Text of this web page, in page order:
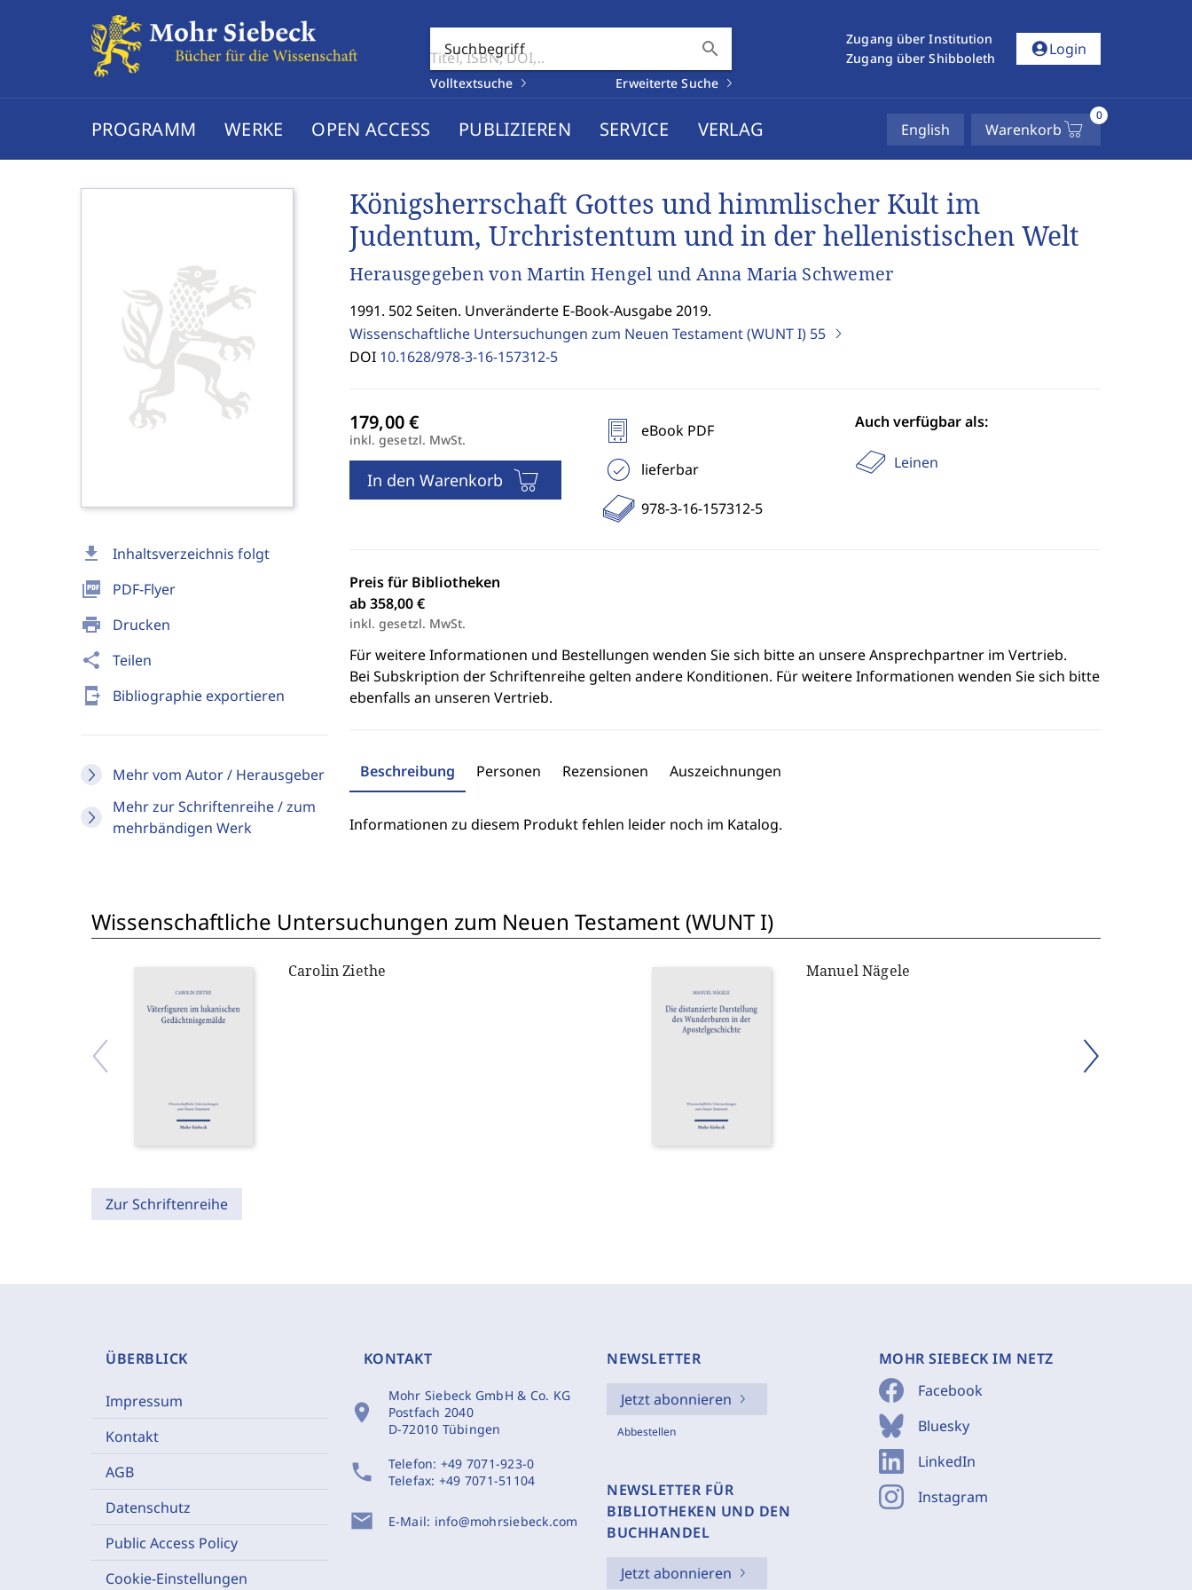
Suchbegriff search
Volltextsuche Erweiterte Suche
Zugang über Institution
Zugang über Shibboleth
account_circleLogin
PROGRAMM WERKE OPEN ACCESS PUBLIZIEREN SERVICE VERLAG English Warenkorb
0
download Inhaltsverzeichnis folgt
picture_as_pdf PDF-Flyer
print Drucken
share Teilen
send_to_mobile Bibliographie exportieren
Mehr vom Autor / Herausgeber
Mehr zur Schriftenreihe / zum
mehrbändigen Werk
Königsherrschaft Gottes und himmlischer Kult im
Judentum, Urchristentum und in der hellenistischen Welt
Herausgegeben von Martin Hengel und Anna Maria Schwemer
1991. 502 Seiten. Unveränderte E-Book-Ausgabe 2019.
Wissenschaftliche Untersuchungen zum Neuen Testament (WUNT I) 55
DOI 10.1628/978-3-16-157312-5
inkl. gesetzl. MwSt.
In den Warenkorb
eBook PDF
lieferbar
978-3-16-157312-5
Auch verfügbar als:
Leinen
Preis für Bibliotheken
ab 358,00 €
inkl. gesetzl. MwSt.
Für weitere Informationen und Bestellungen wenden Sie sich bitte an unsere Ansprechpartner im Vertrieb.
Bei Subskription der Schriftenreihe gelten andere Konditionen. Für weitere Informationen wenden Sie sich bitte
ebenfalls an unseren Vertrieb.
Beschreibung Personen Rezensionen Auszeichnungen
Informationen zu diesem Produkt fehlen leider noch im Katalog.
Wissenschaftliche Untersuchungen zum Neuen Testament (WUNT I)
Carolin Ziethe Manuel Nägele
Zur Schriftenreihe
ÜBERBLICK
Impressum
Kontakt
AGB
Datenschutz
Public Access Policy
Cookie-Einstellungen
KONTAKT
location_on
Mohr Siebeck GmbH & Co. KG
Postfach 2040
D-72010 Tübingen
phone Telefon: +49 7071-923-0
Telefax: +49 7071-51104
mail E-Mail: info@mohrsiebeck.com
NEWSLETTER
Jetzt abonnieren
Abbestellen
NEWSLETTER FÜR
BIBLIOTHEKEN UND DEN
BUCHHANDEL
Jetzt abonnieren
MOHR SIEBECK IM NETZ
Facebook
Bluesky
LinkedIn
Instagram